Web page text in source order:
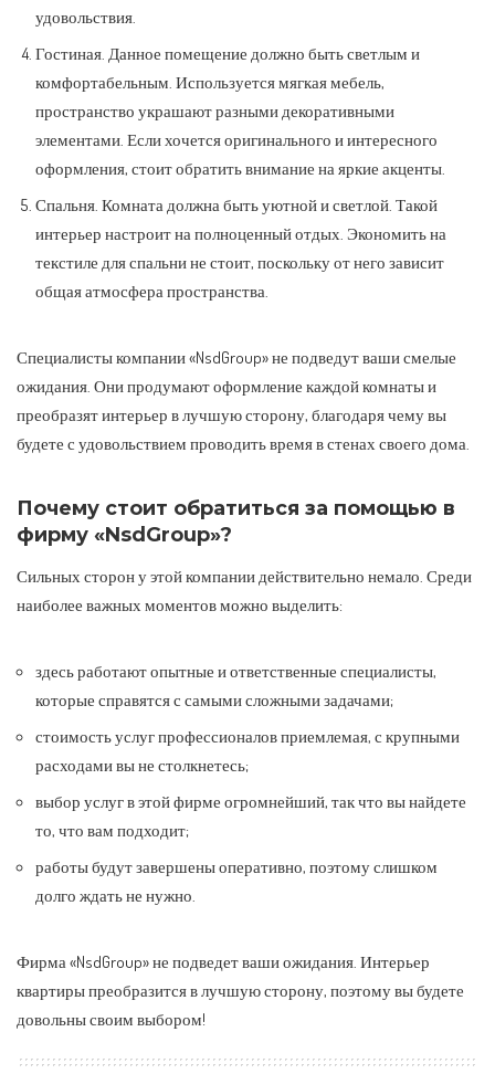
удовольствия.
Гостиная. Данное помещение должно быть светлым и
комфортабельным. Используется мягкая мебель,
пространство украшают разными декоративными
элементами. Если хочется оригинального и интересного
оформления, стоит обратить внимание на яркие акценты.
Спальня. Комната должна быть уютной и светлой. Такой
интерьер настроит на полноценный отдых. Экономить на
текстиле для спальни не стоит, поскольку от него зависит
общая атмосфера пространства.
Специалисты компании «NsdGroup» не подведут ваши смелые
ожидания. Они продумают оформление каждой комнаты и
преобразят интерьер в лучшую сторону, благодаря чему вы
будете с удовольствием проводить время в стенах своего дома.
Почему стоит обратиться за помощью в
фирму «NsdGroup»?
Сильных сторон у этой компании действительно немало. Среди
наиболее важных моментов можно выделить:
здесь работают опытные и ответственные специалисты,
которые справятся с самыми сложными задачами;
стоимость услуг профессионалов приемлемая, с крупными
расходами вы не столкнетесь;
выбор услуг в этой фирме огромнейший, так что вы найдете
то, что вам подходит;
работы будут завершены оперативно, поэтому слишком
долго ждать не нужно.
Фирма «NsdGroup» не подведет ваши ожидания. Интерьер
квартиры преобразится в лучшую сторону, поэтому вы будете
довольны своим выбором!